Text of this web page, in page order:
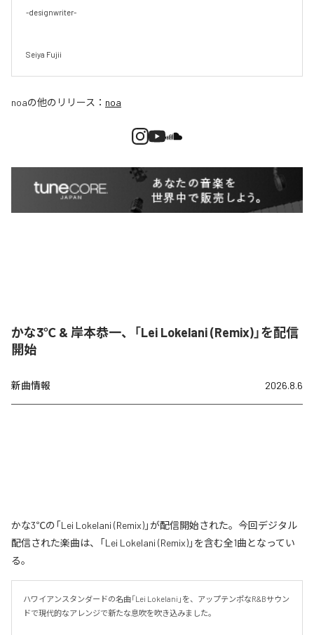
-designwriter-
Seiya Fujii
noaの他のリリース： noa
かな3℃ & 岸本恭一、「Lei Lokelani (Remix)」を配信
開始
新曲情報 2026.8.6
かな3℃の「Lei Lokelani (Remix)」が配信開始された。今回デジタル
配信された楽曲は、「Lei Lokelani (Remix)」を含む全1曲となってい
る。
ハワイアンスタンダードの名曲「Lei Lokelani」を、アップテンポなR&Bサウン
ドで現代的なアレンジで新たな息吹を吹き込みました。